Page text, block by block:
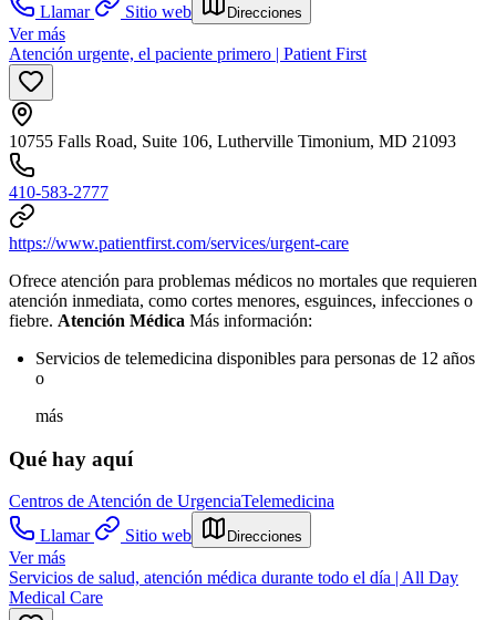
Llamar
Sitio web Direcciones
Ver más
Atención urgente, el paciente primero | Patient First
10755 Falls Road, Suite 106, Lutherville Timonium, MD 21093
410-583-2777
https://www.patientfirst.com/services/urgent-care
Ofrece atención para problemas médicos no mortales que requieren
atención inmediata, como cortes menores, esguinces, infecciones o
fiebre. Atención Médica Más información:
Servicios de telemedicina disponibles para personas de 12 años
o
más
Qué hay aquí
Centros de Atención de UrgenciaTelemedicina
Llamar
Sitio web Direcciones
Ver más
Servicios de salud, atención médica durante todo el día | All Day
Medical Care